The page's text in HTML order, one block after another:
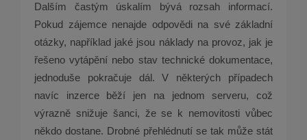
Dalším častým úskalím bývá rozsah informací.
Pokud zájemce nenajde odpovědi na své základní
otázky, například jaké jsou náklady na provoz, jak je
řešeno vytápění nebo stav technické dokumentace,
jednoduše pokračuje dál. V některých případech
navíc inzerce běží jen na jednom serveru, což
výrazně snižuje šanci, že se k nemovitosti vůbec
někdo dostane. Drobné přehlédnutí se tak může stát